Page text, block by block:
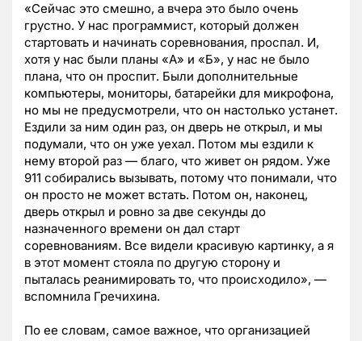
«Сейчас это смешно, а вчера это было очень
грустно. У нас программист, который должен
стартовать и начинать соревнования, проспал. И,
хотя у нас были планы «А» и «Б», у нас не было
плана, что он проспит. Были дополнительные
компьютеры, мониторы, батарейки для микрофона,
но мы не предусмотрели, что он настолько устанет.
Ездили за ним один раз, он дверь не открыл, и мы
подумали, что он уже уехал. Потом мы ездили к
нему второй раз — благо, что живет он рядом. Уже
911 собирались вызывать, потому что понимали, что
он просто не может встать. Потом он, наконец,
дверь открыл и ровно за две секунды до
назначенного времени он дал старт
соревнованиям. Все видели красивую картинку, а я
в этот момент стояла по другую сторону и
пыталась реанимировать то, что происходило», —
вспомнила Гречихина.
По ее словам, самое важное, что организацией